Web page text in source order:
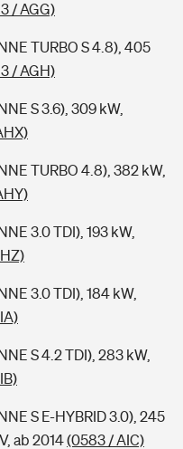
/ AGG)
TURBO S 4.8), 405
/ AGH)
S 3.6), 309 kW,
TURBO 4.8), 382 kW,
3.0 TDI), 193 kW,
3.0 TDI), 184 kW,
S 4.2 TDI), 283 kW,
S E-HYBRID 3.0), 245
ab 2014(0583 / AIC)